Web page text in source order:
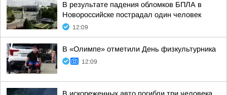
В результате падения обломков БПЛА в
Новороссийске пострадал один человек
12:09
В «Олимпе» отметили День физкультурника
12:09